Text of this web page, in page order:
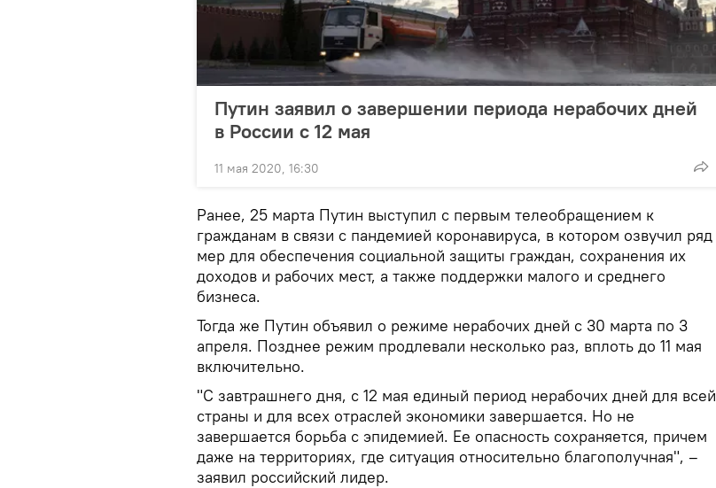
Путин заявил о завершении периода нерабочих дней
в России с 12 мая
11 мая 2020, 16:30
Ранее, 25 марта Путин выступил с первым телеобращением к
гражданам в связи с пандемией коронавируса, в котором озвучил ряд
мер для обеспечения социальной защиты граждан, сохранения их
доходов и рабочих мест, а также поддержки малого и среднего
бизнеса.
Тогда же Путин объявил о режиме нерабочих дней с 30 марта по 3
апреля. Позднее режим продлевали несколько раз, вплоть до 11 мая
включительно.
"С завтрашнего дня, с 12 мая единый период нерабочих дней для всей
страны и для всех отраслей экономики завершается. Но не
завершается борьба с эпидемией. Ее опасность сохраняется, причем
даже на территориях, где ситуация относительно благополучная", –
заявил российский лидер.